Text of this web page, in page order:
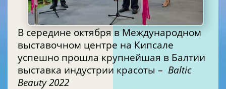
В середине октября в Международном
выставочном центре на Кипсале
успешно прошла крупнейшая в Балтии
выставка индустрии красоты – Baltic
Beauty 2022